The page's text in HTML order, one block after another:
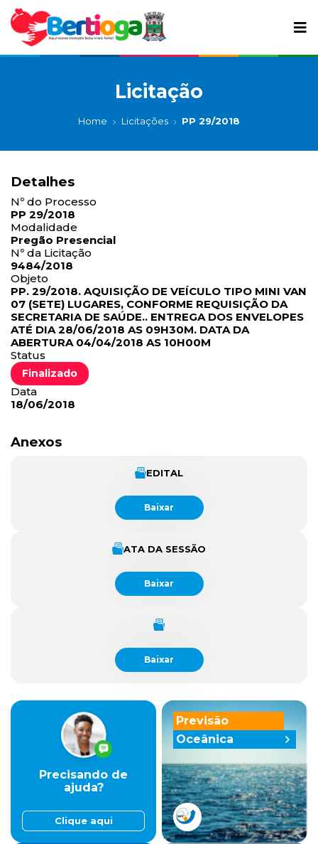
Licitação
Home Licitações PP 29/2018
Detalhes
Nº do Processo
PP 29/2018
Modalidade
Pregão Presencial
Nº da Licitação
9484/2018
Objeto
PP. 29/2018. AQUISIÇÃO DE VEÍCULO TIPO MINI VAN
07 (SETE) LUGARES, CONFORME REQUISIÇÃO DA
SECRETARIA DE SAÚDE.. ENTREGA DOS ENVELOPES
ATÉ DIA 28/06/2018 AS 09H30M. DATA DA
ABERTURA 04/04/2018 AS 10H00M
Status
Finalizado
Data
18/06/2018
Anexos
EDITAL
Baixar
ATA DA SESSÃO
Baixar
Baixar
Previsão
Oceânica
Precisando de
ajuda?
Clique aqui